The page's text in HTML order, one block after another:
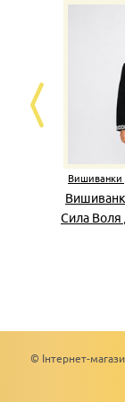
Вишиванки
Сила Воля
© Інтернет-